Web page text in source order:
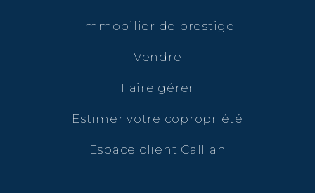
Immobilier de prestige
Vendre
Faire gérer
Estimer votre copropriété
Espace client Callian